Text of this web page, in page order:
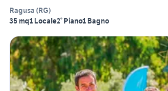
Ragusa (RG)
35 mq1 Locale2° Piano1 Bagno